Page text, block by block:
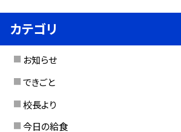
カテゴリ
お知らせ
できごと
校長より
今日の給食